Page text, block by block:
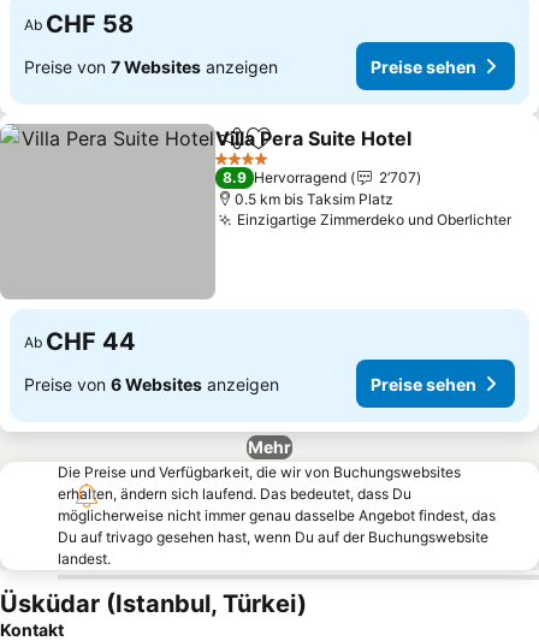
Ab CHF 58
Preise von 7 Websites anzeigen Preise sehen
TeilenZu Favoriten hinzufügen
Villa Pera Suite Hotel
4 Sterne
8.9 Hervorragend
2’707
0.5 km bis Taksim Platz
Einzigartige Zimmerdeko und Oberlichter
Ab CHF 44
Preise von 6 Websites anzeigen Preise sehen
Mehr
Die Preise und Verfügbarkeit, die wir von Buchungswebsites
erhalten, ändern sich laufend. Das bedeutet, dass Du
möglicherweise nicht immer genau dasselbe Angebot findest, das
Du auf trivago gesehen hast, wenn Du auf der Buchungswebsite
landest.
Üsküdar (Istanbul, Türkei)
Kontakt